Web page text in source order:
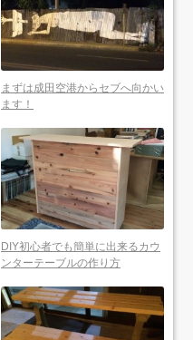
まずは成田空港からセブへ向かい
ます！
DIY初心者でも簡単に出来るカウ
ンターテーブルの作り方